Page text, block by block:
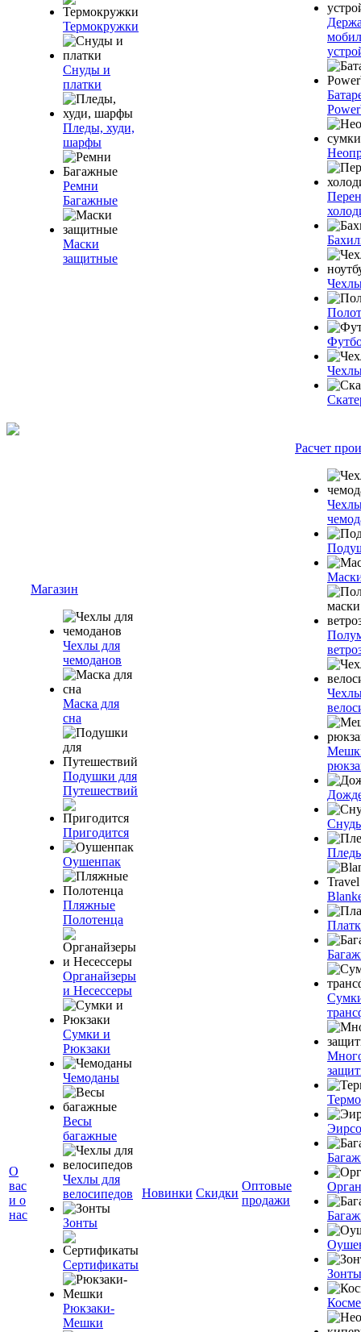
Термокружки
Снуды и
платки
Пледы, худи,
шарфы
Ремни
Багажные
Маски
защитные
О
вас
и о
нас
Магазин
Чехлы для
чемоданов
Маска для
сна
Подушки для
Путешествий
Пригодится
Оушенпак
Пляжные
Полотенца
Органайзеры
и Несессеры
Сумки и
Рюкзаки
Чемоданы
Весы
багажные
Чехлы для
велосипедов
Зонты
Сертификаты
Рюкзаки-
Мешки
Новинки Скидки
Оптовые
продажи
Расчет
Зонты